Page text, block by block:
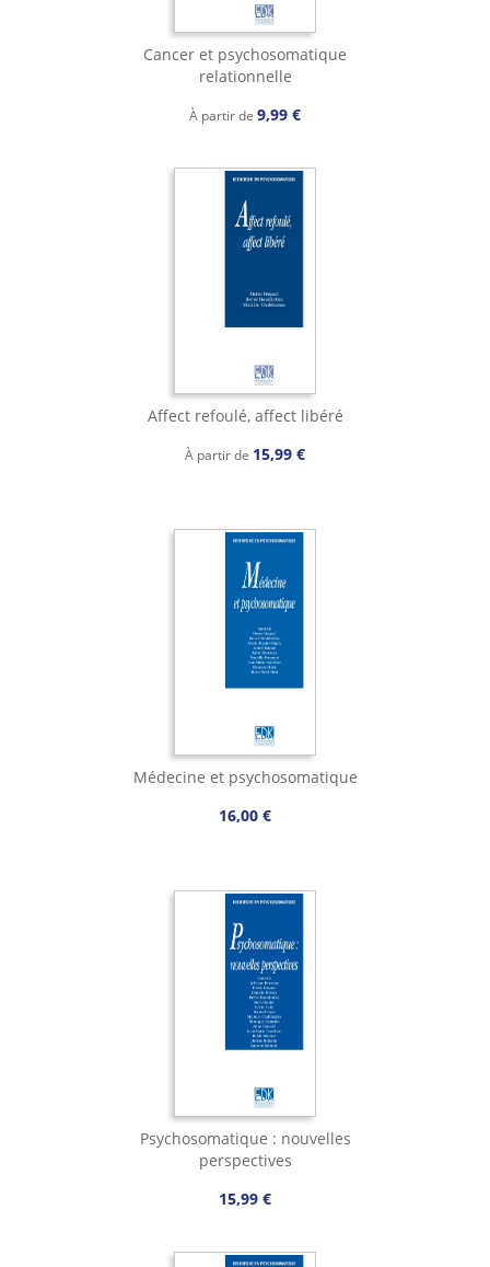
Cancer et psychosomatique
relationnelle
À partir de 9,99 €
Affect refoulé, affect libéré
À partir de 15,99 €
Médecine et psychosomatique
16,00 €
Psychosomatique : nouvelles
perspectives
15,99 €